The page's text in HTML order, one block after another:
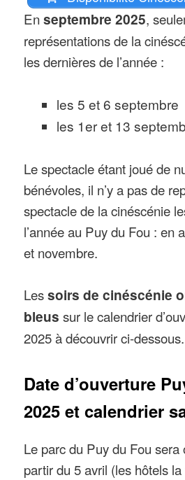
Enseptembre 2025,
représentations de la
les dernières de l’année :
les 5 et 6 septembre
les 1er et 13
Le spectacle étant joué de
bénévoles, il n’y a pas de
spectacle de la cinéscénie
l’année au Puy du Fou : en
et novembre.
Lessoirs de cinéscénie
bleus sur le calendrier
2025 à découvrir ci-dessous.
Date d’ouverture
2025 et calendrier
Le parc du Puy du Fou
partir du 5 avril (les hôtels